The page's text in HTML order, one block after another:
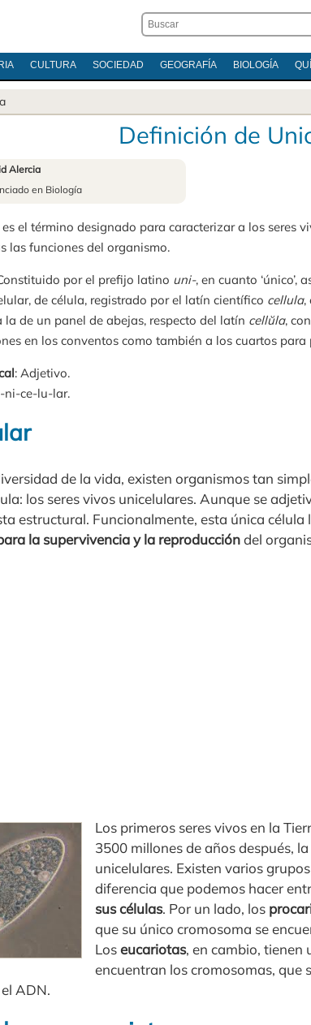
CULTURA SOCIEDAD GEOGRAFÍA BIOLOGÍA
Definición de
Alercia
en Biología
el término designado para caracterizar a los seres
las funciones del organismo.
por el prefijo latino uni-, en cuanto ‘único’,
de célula, registrado por el latín científico cellula,
la de un panel de abejas, respecto del latín cellŭla,
en los conventos como también a los cuartos para
: Adjetivo.
ni-ce-lu-lar.
de la vida, existen organismos tan
los seres vivos unicelulares. Aunque se
estructural. Funcionalmente, esta única célula
la supervivencia y la reproduccióndel
Los primeros seres vivos en la
3500 millones de años después,
unicelulares. Existen varios
diferencia que podemos hacer
sus células. Por un lado, los
que su único cromosoma se
Loseucariotas, en cambio, tienen
encuentran los cromosomas, que
ADN.